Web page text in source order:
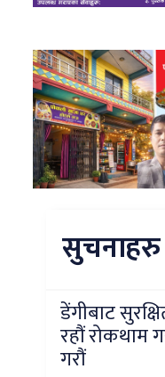
सुचनाहरु
डेंगीबाट
रहौं रोकथाम
गरौं